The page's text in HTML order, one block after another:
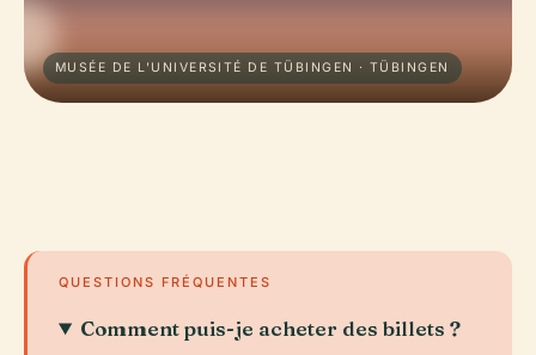
MUSÉE DE L'UNIVERSITÉ DE TÜBINGEN · TÜBINGEN
QUESTIONS FRÉQUENTES
Comment puis-je acheter des billets ?